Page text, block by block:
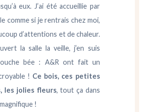
eux. J’ai été accueillie par
comme si je rentrais chez moi,
d’attentions et de chaleur.
la salle la veille, j’en suis
bée : A&R ont fait un
! Ce bois, ces petites
les jolies fleurs, tout ça dans
!